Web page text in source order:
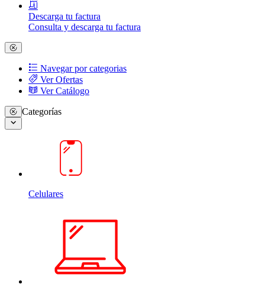
Descarga tu factura
Consulta y descarga tu factura
Navegar por categorias
Ver Ofertas
Ver Catálogo
Categorías
Celulares